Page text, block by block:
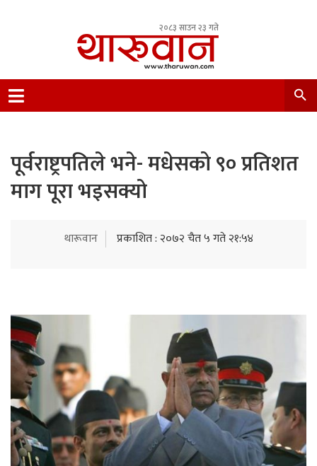
२०८३ साउन २३ गते
Nepal.
पूर्वराष्ट्रपतिले भने- मधेसको ९० प्रतिशत
माग पूरा भइसक्यो
थारूवान प्रकाशित : २०७२ चैत ५ गते २१:५४